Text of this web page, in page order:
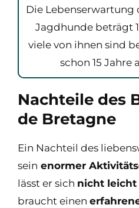
Die Lebenserwartung
Jagdhunde beträgt
viele von ihnen sind
schon 15 Jahre
Nachteile des
de Bretagne
Ein Nachteil des
sein enormer
lässt er sich nicht leicht
braucht einen